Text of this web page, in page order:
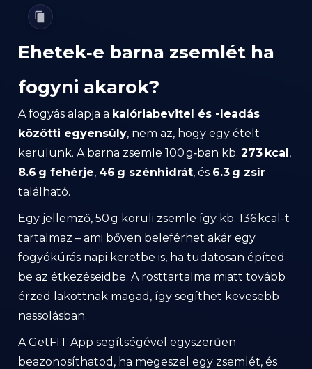
Ehetek‑e barna zsemlét ha
fogyni akarok?
A fogyás alapja a kalóriabevitel és -leadás
közötti egyensúly, nem az, hogy egy ételt
kerülünk. A barna zsemle 100 g‑ban kb. 273 kcal,
8.6 g fehérje, 46 g szénhidrát, és 6.3 g zsír
található.
Egy jellemző, 50 g körüli zsemle így kb. 136 kcal-t
tartalmaz – ami bőven beleférhet akár egy
fogyókúrás napi keretbe is, ha tudatosan építed
be az étkezéseidbe. A rosttartalma miatt tovább
érzed lakottnak magad, így segíthet kevesebb
nassolásban.
A GetFIT App segítségével egyszerűen
beazonosíthatod, ha megeszel egy zsemlét, és